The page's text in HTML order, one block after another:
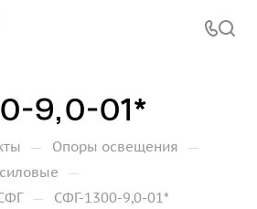
9,0-01*
— Опоры освещения —
—
— СФГ-1300-9,0-01*